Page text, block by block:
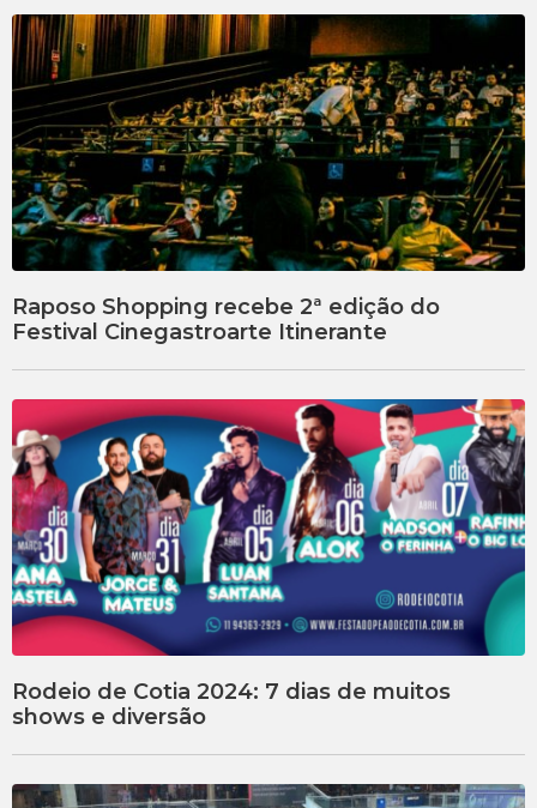
Raposo Shopping recebe 2ª edição do
Festival Cinegastroarte Itinerante
Rodeio de Cotia 2024: 7 dias de muitos
shows e diversão